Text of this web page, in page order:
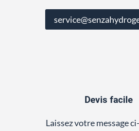
Devis facile
Laissez votre message